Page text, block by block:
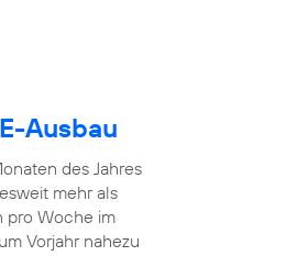
Ausbau
des Jahres
mehr als
pro Woche im
Vorjahr nahezu